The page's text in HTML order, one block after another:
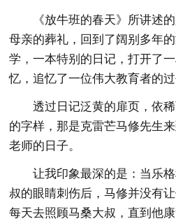
《放牛班的春天》所讲述
母亲的葬礼，回到了阔别多年
学，一本特别的日记，打开了
忆，追忆了一位伟大教育者的过
透过日记泛黄的扉页，依
的字样，那是克雷芒马修先生
老师的日子。
让我印象最深的是：当乐
叔的眼睛刺伤后，马修并没有
每天去照顾马桑大叔，直到他